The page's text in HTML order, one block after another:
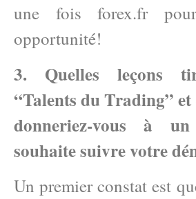
une fois forex.fr
opportunité!
3. Quelles leçons
“Talents du Trading” et
donneriez-vous à
souhaite suivre votre
Un premier constat est